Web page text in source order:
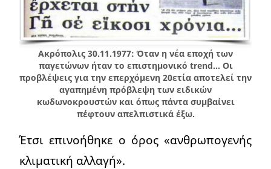
Ακρόπολις 30.11.1977: Όταν η νέα εποχή των
παγετώνων ήταν το επιστημονικό trend… Οι
προβλέψεις για την επερχόμενη 20ετία αποτελεί την
αγαπημένη πρόβλεψη των ειδικών
κωδωνοκρουστών και όπως πάντα συμβαίνει
πέφτουν απελπιστικά έξω.
Έτσι επινοήθηκε ο όρος «ανθρωπογενής
κλιματική αλλαγή».